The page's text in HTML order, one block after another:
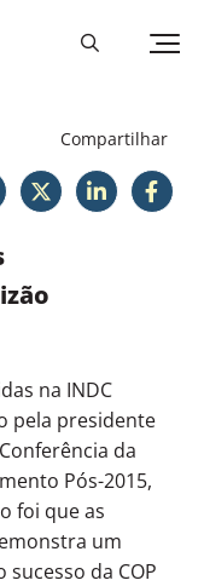
Compartilhar
na INDC
pela presidente
da
Pós-2015,
foi que as
um
da COP